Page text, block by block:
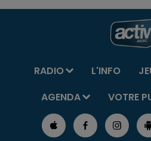
RADIO L'INFO
AGENDA
VOTRE